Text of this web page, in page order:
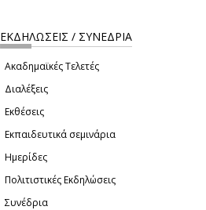
ΕΚΔΗΛΩΣΕΙΣ / ΣΥΝΕΔΡΙΑ
Ακαδημαϊκές Τελετές
Διαλέξεις
Εκθέσεις
Εκπαιδευτικά σεμινάρια
Ημερίδες
Πολιτιστικές Εκδηλώσεις
Συνέδρια